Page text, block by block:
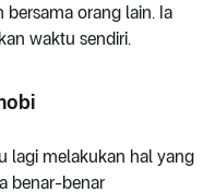
bersama orang lain. Ia
waktu sendiri.
lagi melakukan hal yang
benar-benar